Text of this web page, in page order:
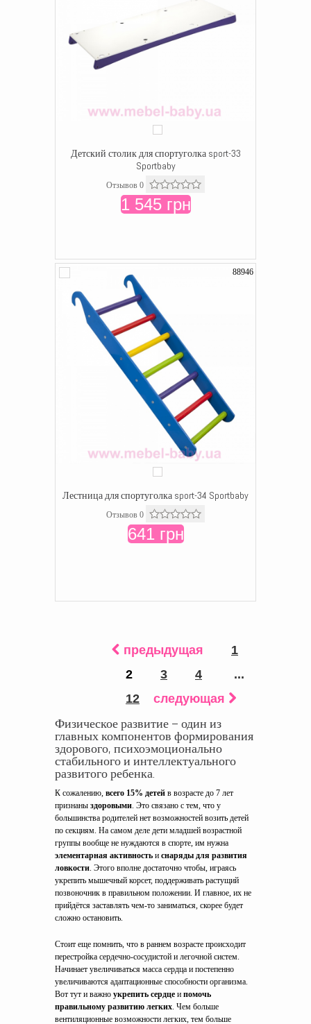
Детский столик для спортуголка sport-33
Sportbaby
Отзывов 0
1 545 грн
88946
Лестница для спортуголка sport-34 Sportbaby
Отзывов 0
641 грн
предыдущая
1
2
3 4
...
12
следующая
Физическое развитие – один из
главных компонентов формирования
здорового, психоэмоционально
стабильного и интеллектуального
развитого ребенка.
К сожалению, всего 15% детей в возрасте до 7 лет
признаны здоровыми. Это связано с тем, что у
большинства родителей нет возможностей возить детей
по секциям. На самом деле дети младшей возрастной
группы вообще не нуждаются в спорте, им нужна
элементарная активность и снаряды для развития
ловкости. Этого вполне достаточно чтобы, играясь
укрепить мышечный корсет, поддерживать растущий
позвоночник в правильном положении. И главное, их не
прийдётся заставлять чем-то заниматься, скорее будет
сложно остановить.
Стоит еще помнить, что в раннем возрасте происходит
перестройка сердечно-сосудистой и легочной систем.
Начинает увеличиваться масса сердца и постепенно
увеличиваются адаптационные способности организма.
Вот тут и важно укрепить сердце и помочь
правильному развитию легких. Чем больше
вентиляционные возможности легких, тем больше